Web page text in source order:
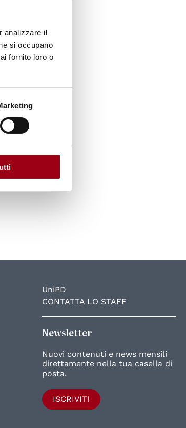
analizzare il
si occupano
fornito loro o
UniPD
CONTATTA LO STAFF
Newsletter
Nuovi contenuti e news mensili
direttamente nella tua casella di
posta.
ISCRIVITI